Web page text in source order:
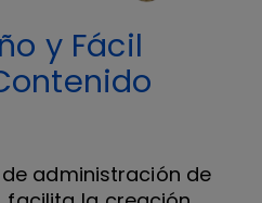
y Fácil
administración de